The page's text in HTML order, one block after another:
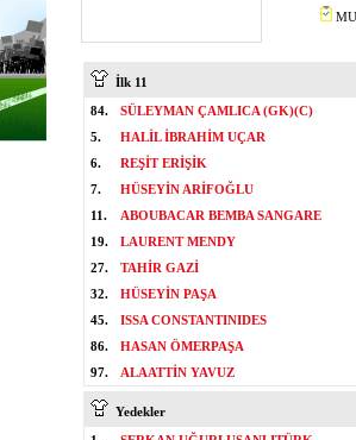
İlk 11
84.
SÜLEYMAN ÇAMLICA (GK)(C)
5.
HALİL İBRAHİM UÇAR
6.
REŞİT ERİŞİK
7.
HÜSEYİN ARİFOĞLU
11.
ABOUBACAR BEMBA SANGARE
19.
LAURENT MENDY
27.
TAHİR GAZİ
32.
HÜSEYİN PAŞA
45.
ISSA CONSTANTINIDES
86.
HASAN ÖMERPAŞA
97.
ALAATTİN YAVUZ
Yedekler